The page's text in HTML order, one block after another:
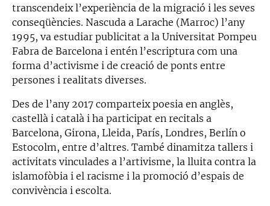
transcendeix l’experiència de la migració i les seves
conseqüències. Nascuda a Larache (Marroc) l’any
1995, va estudiar publicitat a la Universitat Pompeu
Fabra de Barcelona i entén l’escriptura com una
forma d’activisme i de creació de ponts entre
persones i realitats diverses.
Des de l’any 2017 comparteix poesia en anglès,
castellà i català i ha participat en recitals a
Barcelona, Girona, Lleida, París, Londres, Berlín o
Estocolm, entre d’altres. També dinamitza tallers i
activitats vinculades a l’artivisme, la lluita contra la
islamofòbia i el racisme i la promoció d’espais de
convivència i escolta.